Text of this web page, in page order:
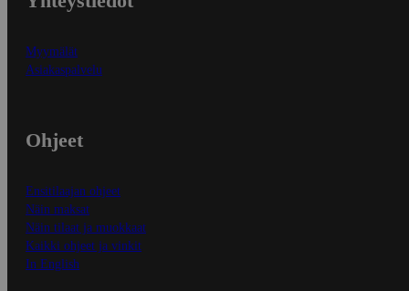
Myymälät
Asiakaspalvelu
Ohjeet
Ensitilaajan ohjeet
Näin maksat
Näin tilaat ja muokkaat
Kaikki ohjeet ja vinkit
In English